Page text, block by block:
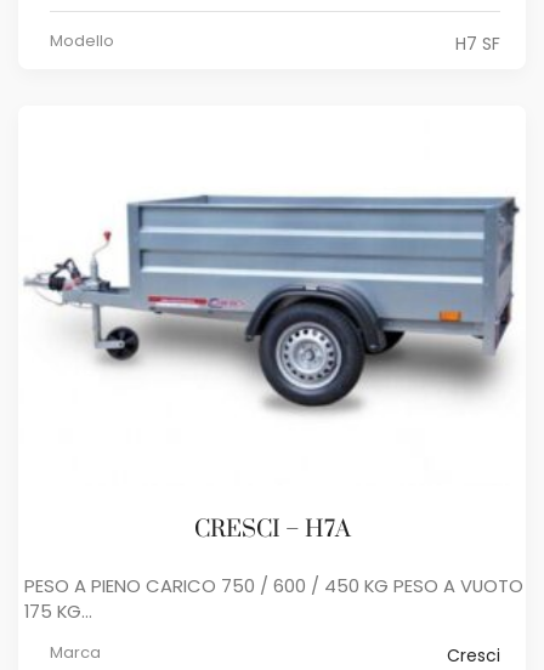
Modello H7 SF
CRESCI – H7A
PESO A PIENO CARICO 750 / 600 / 450 KG PESO A VUOTO
175 KG...
Marca Cresci